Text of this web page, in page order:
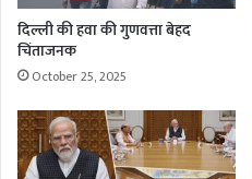
दिल्ली की हवा की गुणवत्ता बेहद
चिंताजनक
October 25, 2025